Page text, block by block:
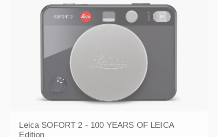
Leica SOFORT 2 - 100 YEARS OF LEICA
Edition